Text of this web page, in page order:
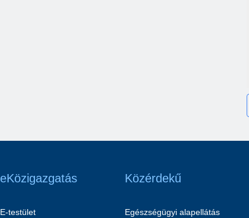
eKözigazgatás
E-testület
Közérdekű
Egészségügyi alapellátás